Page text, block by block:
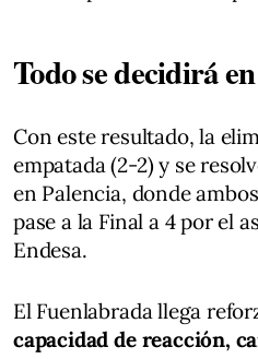
Todo se decidirá
Con este resultado, la
empatada (2-2) y se
en Palencia, donde
pase a la Final a 4 por el
Endesa.
El Fuenlabrada llega
capacidad de reacción,